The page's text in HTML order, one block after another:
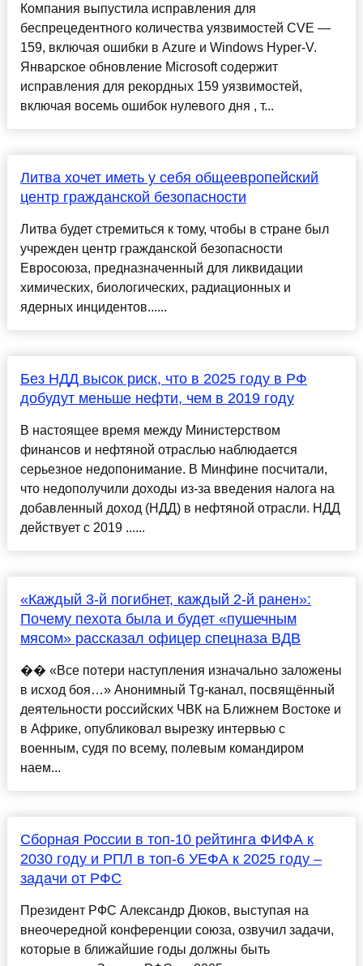
Компания выпустила исправления для
беспрецедентного количества уязвимостей CVE —
159, включая ошибки в Azure и Windows Hyper-V.
Январское обновление Microsoft содержит
исправления для рекордных 159 уязвимостей,
включая восемь ошибок нулевого дня , т...
Литва хочет иметь у себя общеевропейский
центр гражданской безопасности
Литва будет стремиться к тому, чтобы в стране был
учрежден центр гражданской безопасности
Евросоюза, предназначенный для ликвидации
химических, биологических, радиационных и
ядерных инцидентов......
Без НДД высок риск, что в 2025 году в РФ
добудут меньше нефти, чем в 2019 году
В настоящее время между Министерством
финансов и нефтяной отраслью наблюдается
серьезное недопонимание. В Минфине посчитали,
что недополучили доходы из-за введения налога на
добавленный доход (НДД) в нефтяной отрасли. НДД
действует с 2019 ......
«Каждый 3-й погибнет, каждый 2-й ранен»:
Почему пехота была и будет «пушечным
мясом» рассказал офицер спецназа ВДВ
�� «Все потери наступления изначально заложены
в исход боя…» Анонимный Tg-канал, посвящённый
деятельности российских ЧВК на Ближнем Востоке и
в Африке, опубликовал вырезку интервью с
военным, судя по всему, полевым командиром
наем...
Сборная России в топ-10 рейтинга ФИФА к
2030 году и РПЛ в топ-6 УЕФА к 2025 году –
задачи от РФС
Президент РФС Александр Дюков, выступая на
внеочередной конференции союза, озвучил задачи,
которые в ближайшие годы должны быть